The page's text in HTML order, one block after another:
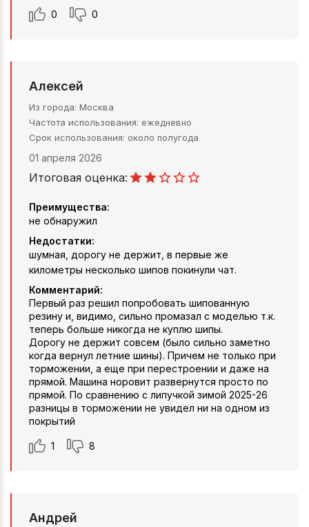
0 0
Алексей
Из города Москва
Частота использования ежедневно
Срок использования около полугода
01 апреля 2026
Итоговая оценка:
Преимущества:
не обнаружил
Недостатки:
шумная, дорогу не держит, в первые же
километры несколько шипов покинули чат.
Комментарий:
Первый раз решил попробовать шипованную
резину и, видимо, сильно промазал с моделью т.к.
теперь больше никогда не куплю шипы.
Дорогу не держит совсем (было сильно заметно
когда вернул летние шины). Причем не только при
торможении, а еще при перестроении и даже на
прямой. Машина норовит развернутся просто по
прямой. По сравнению с липучкой зимой 2025-26
разницы в торможении не увидел ни на одном из
покрытий
1 8
Андрей